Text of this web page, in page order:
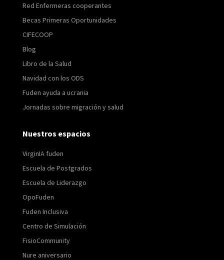
Red Enfermeras cooperantes
Becas Primeras Oportunidades
CIFECOOP
Blog
Libro de la Salud
Navidad con los ODS
Fuden ayuda a ucrania
Jornadas sobre migración y salud
Nuestros espacios
VirginIA fuden
Escuela de Postgrados
Escuela de Liderazgo
OpoFuden
Fuden Inclusiva
Centro de Simulación
FisioCommunity
Nure aniversario